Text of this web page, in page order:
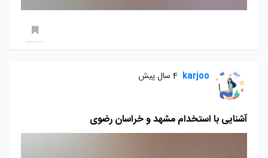
karjoo 4 سال پیش
آشنایی با استخدام مشهد و خراسان رضوی